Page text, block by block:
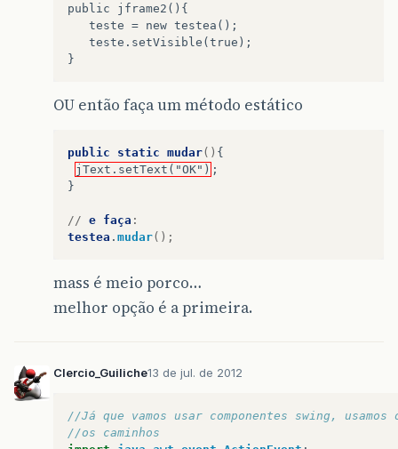
public jframe2(){
   teste = new testea();
   teste.setVisible(true);
OU então faça um método estático
public static mudar() {
jText.setText("OK") ;
}
// e faça :
testea . mudar();
mass é meio porco…
melhor opção é a primeira.
Clercio_Guiliche13 de jul. de 2012
//Já que vamos usar componentes swing,
//os caminhos